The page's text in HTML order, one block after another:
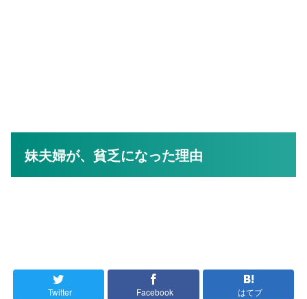
妹夫婦が、貧乏になった理由
Twitter Facebook はてブ